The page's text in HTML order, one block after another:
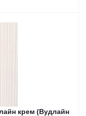
крем (Вудлайн